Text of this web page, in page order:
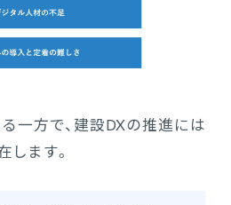
一方で、建設DXの推進には
します。